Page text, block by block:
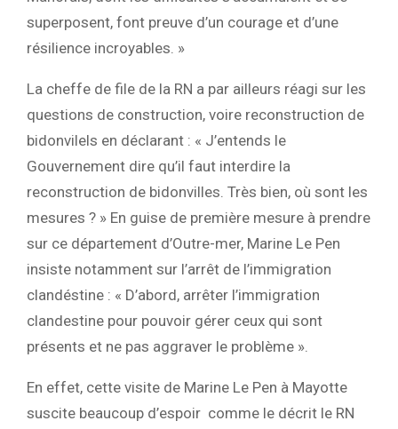
superposent, font preuve d’un courage et d’une
résilience incroyables. »
La cheffe de file de la RN a par ailleurs réagi sur les
questions de construction, voire reconstruction de
bidonvilels en déclarant : « J’entends le
Gouvernement dire qu’il faut interdire la
reconstruction de bidonvilles. Très bien, où sont les
mesures ? » En guise de première mesure à prendre
sur ce département d’Outre-mer, Marine Le Pen
insiste notamment sur l’arrêt de l’immigration
clandéstine : « D’abord, arrêter l’immigration
clandestine pour pouvoir gérer ceux qui sont
présents et ne pas aggraver le problème ».
En effet, cette visite de Marine Le Pen à Mayotte
suscite beaucoup d’espoir comme le décrit le RN